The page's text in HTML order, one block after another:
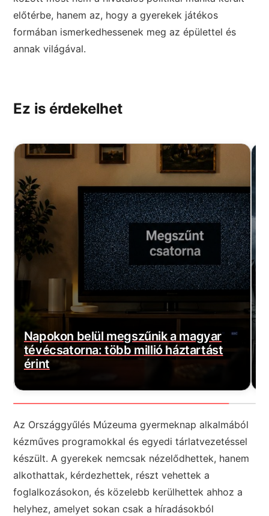
előtérbe, hanem az, hogy a gyerekek játékos
formában ismerkedhessenek meg az épülettel és
annak világával.
Ez is érdekelhet
Brutális ami jön: Kegyetlen zivatarok
érkeznek! 9 megyére adták ki a
vészjelzést!
Az Országgyűlés Múzeuma gyermeknap alkalmából
kézműves programokkal és egyedi tárlatvezetéssel
készült. A gyerekek nemcsak nézelődhettek, hanem
alkothattak, kérdezhettek, részt vehettek a
foglalkozásokon, és közelebb kerülhettek ahhoz a
helyhez, amelyet sokan csak a híradásokból